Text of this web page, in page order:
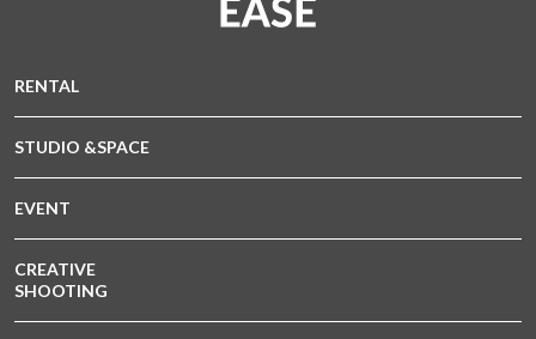
RENTAL
STUDIO &SPACE
EVENT
CREATIVE
SHOOTING